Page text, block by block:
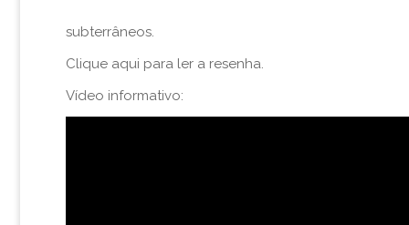
subterrâneos.
Clique aqui para ler a resenha.
Vídeo informativo: